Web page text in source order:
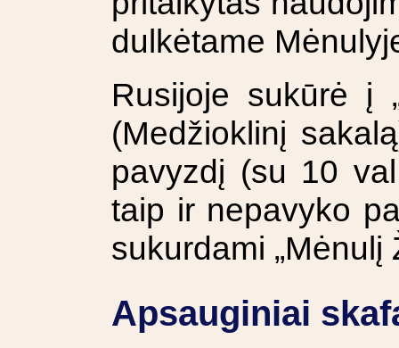
dulkėtame
Rusijoje sukūrė į
(Medžioklinį
pavyzdį (su 10
taip ir nepavyko
sukurdami „Mėnulį
Apsauginiai